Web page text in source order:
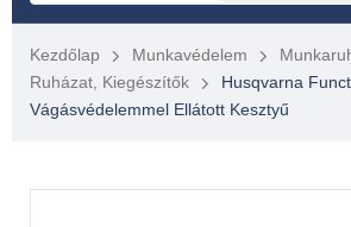
Kezdőlap Munkavédelem
Ruházat, Kiegészítők
Husqvarna
Vágásvédelemmel Ellátott Kesztyű